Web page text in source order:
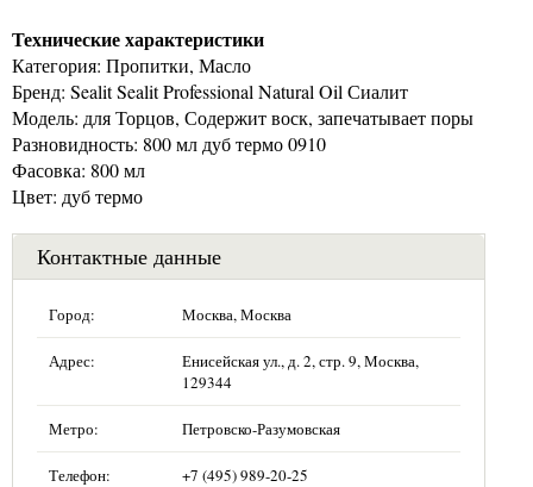
Технические характеристики
Категория: Пропитки, Масло
Бренд: Sealit Sealit Professional Natural Oil Сиалит
Модель: для Торцов, Содержит воск, запечатывает поры
Разновидность: 800 мл дуб термо 0910
Фасовка: 800 мл
Цвет: дуб термо
Контактные данные
Город: Москва, Москва
Адрес:
Енисейская ул., д. 2, стр. 9, Москва,
129344
Метро: Петровско-Разумовская
Телефон: +7 (495) 989-20-25